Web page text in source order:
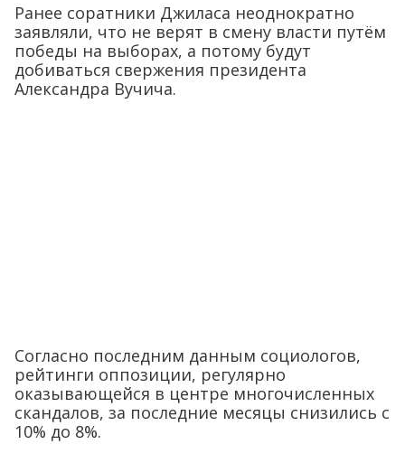
Ранее соратники Джиласа неоднократно
заявляли, что не верят в смену власти путём
победы на выборах, а потому будут
добиваться свержения президента
Александра Вучича.
Согласно последним данным социологов,
рейтинги оппозиции, регулярно
оказывающейся в центре многочисленных
скандалов, за последние месяцы снизились с
10% до 8%.